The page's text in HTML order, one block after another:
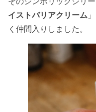
イストバリアクリーム
く仲間入りしました。